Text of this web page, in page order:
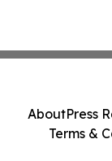
AboutPress
Terms &